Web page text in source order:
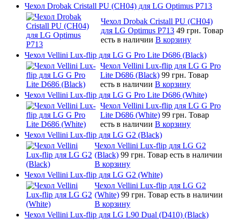
Чехол Drobak Cristall PU (CH04) для LG Optimus P713
Чехол Drobak Cristall PU (CH04)
для LG Optimus P713 49 грн. Товар
есть в наличии В корзину
Чехол Vellini Lux-flip для LG G Pro Lite D686 (Black)
Чехол Vellini Lux-flip для LG G Pro
Lite D686 (Black) 99 грн. Товар
есть в наличии В корзину
Чехол Vellini Lux-flip для LG G Pro Lite D686 (White)
Чехол Vellini Lux-flip для LG G Pro
Lite D686 (White) 99 грн. Товар
есть в наличии В корзину
Чехол Vellini Lux-flip для LG G2 (Black)
Чехол Vellini Lux-flip для LG G2
(Black) 99 грн. Товар есть в наличии
В корзину
Чехол Vellini Lux-flip для LG G2 (White)
Чехол Vellini Lux-flip для LG G2
(White) 99 грн. Товар есть в наличии
В корзину
Чехол Vellini Lux-flip для LG L90 Dual (D410) (Black)